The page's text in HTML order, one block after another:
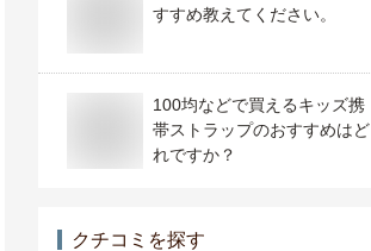
すすめ教えてください。
100均などで買えるキッズ携
帯ストラップのおすすめはど
れですか？
クチコミを探す